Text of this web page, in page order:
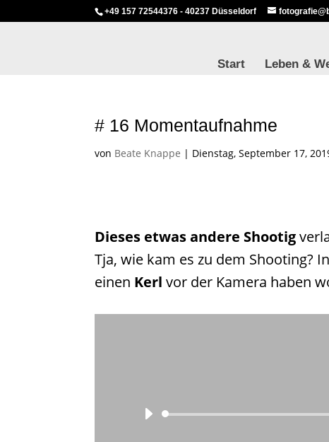
+49 157 72544376 - 40237 Düsseldorf
Start Leben &
# 16 Momentaufnahme
von Beate Knappe | Dienstag, September 17,
Dieses etwas andere Shootig
Tja, wie kam es zu dem Shooting?
einen Kerl vor der Kamera haben